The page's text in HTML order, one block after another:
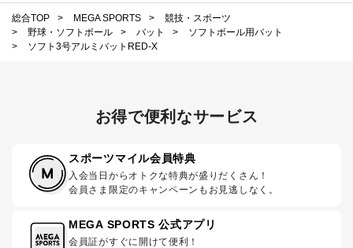
総合TOP > MEGA SPORTS >
競技・スポーツ
>
野球・ソフトボール > バット >
ソフトボール用バット
>
ソフト3号アルミバットRED-X
お得で便利なサービス
スポーツマイル会員特典
入会当日からオトクな特典が盛りだくさん！
会員さま限定のキャンペーンもお見逃しなく。
MEGA SPORTS 公式アプリ
会員証がすぐに開けて便利！